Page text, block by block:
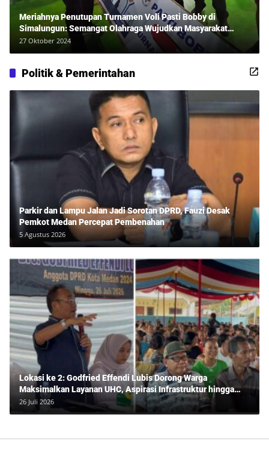
Meriahnya Penutupan Turnamen Voli Pasti Bobby di
Simalungun: Semangat Olahraga Wujudkan Masyarakat
Sehat Bersama Erwan Rozadi dan Ribuan Penonton!
27 Oktober 2024
Politik & Pemerintahan
Parkir dan Lampu Jalan Jadi Sorotan DPRD, Fauzi Desak
Pemkot Medan Percepat Pembenahan
5 Agustus 2026
Lokasi ke 2: Godfried Effendi Lubis Dorong Warga
Maksimalkan Layanan UHC, Aspirasi Infrastruktur hingga
Pendidikan Mengemuka dalam Reses Medan Amplas
26 Juli 2026